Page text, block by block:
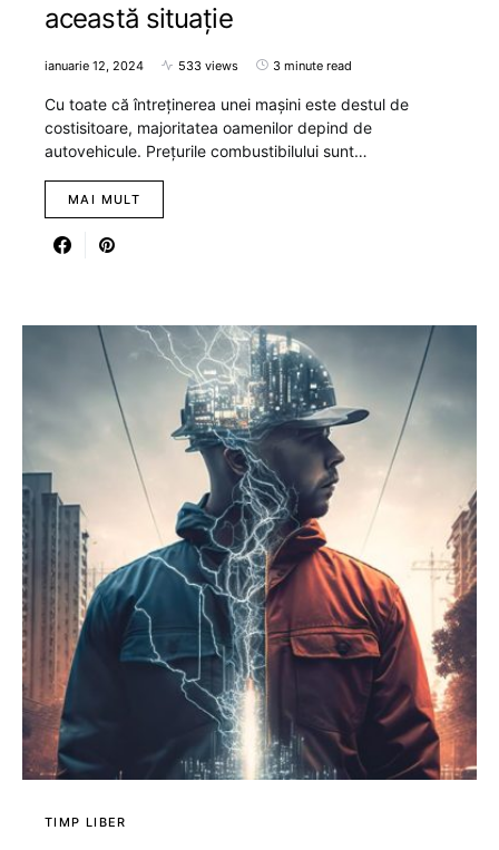
această situație
ianuarie 12, 2024 533 views 3 minute read
Cu toate că întreținerea unei mașini este destul de
costisitoare, majoritatea oamenilor depind de
autovehicule. Prețurile combustibilului sunt…
MAI MULT
TIMP LIBER